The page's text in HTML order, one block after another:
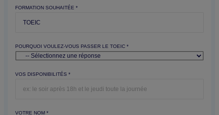
FORMATION SOUHAITÉE *
POURQUOI VOULEZ-VOUS PASSER LE TOEIC *
VOS DISPONIBILITÉS *
VOTRE NOM *